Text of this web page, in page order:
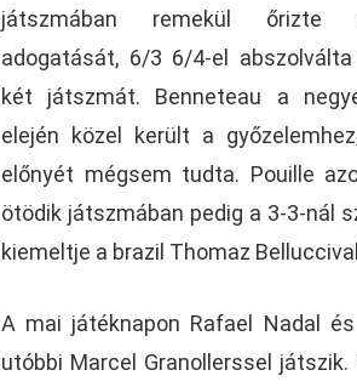
játszmában remekül őrizte
adogatását, 6/3 6/4-el
két játszmát. Benneteau a
elején közel került a
előnyét mégsem tudta. Pouille
ötödik játszmában pedig a 3-3-nál
kiemeltje a brazil Thomaz
A mai játéknapon Rafael Nadal
utóbbi Marcel Granollerssel